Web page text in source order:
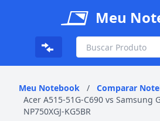
Meu
Meu Notebook / Comparar
Acer A515-51G-C690 vs Samsung
NP750XGJ-KG5BR